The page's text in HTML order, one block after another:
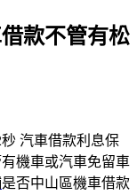
款不管有松
汽車借款利息保
機車或汽車免留車
是否中山區機車借款